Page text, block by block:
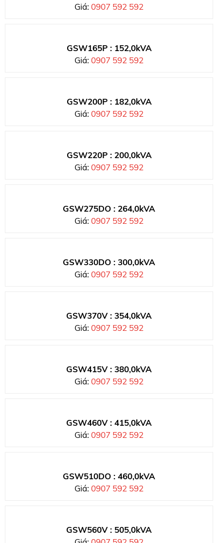
Giá: 0907 592 592
GSW165P : 152,0kVA
Giá: 0907 592 592
GSW200P : 182,0kVA
Giá: 0907 592 592
GSW220P : 200,0kVA
Giá: 0907 592 592
GSW275DO : 264,0kVA
Giá: 0907 592 592
GSW330DO : 300,0kVA
Giá: 0907 592 592
GSW370V : 354,0kVA
Giá: 0907 592 592
GSW415V : 380,0kVA
Giá: 0907 592 592
GSW460V : 415,0kVA
Giá: 0907 592 592
GSW510DO : 460,0kVA
Giá: 0907 592 592
GSW560V : 505,0kVA